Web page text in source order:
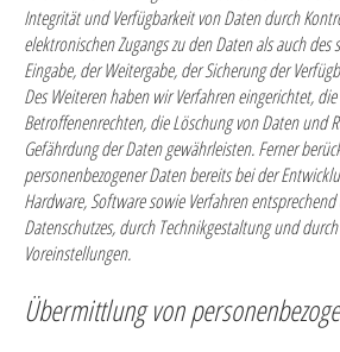
Integrität und Verfügbarkeit von Daten durch
elektronischen Zugangs zu den Daten als auch
Eingabe, der Weitergabe, der Sicherung der
Des Weiteren haben wir Verfahren eingerichtet,
Betroffenenrechten, die Löschung von Daten und
Gefährdung der Daten gewährleisten. Ferner
personenbezogener Daten bereits bei der
Hardware, Software sowie Verfahren
Datenschutzes, durch Technikgestaltung und
Voreinstellungen.
Übermittlung von